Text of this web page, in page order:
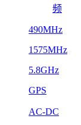
频
490MHz
1575MHz
5.8GHz
GPS
AC-DC